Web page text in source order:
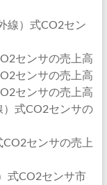
線）式CO2セン
センサの売上高
センサの売上高
センサの売上高
）式CO2センサの
センサの売上
式CO2センサ市